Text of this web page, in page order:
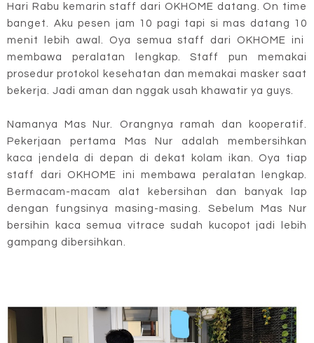
Hari Rabu kemarin staff dari OKHOME datang. On time
banget. Aku pesen jam 10 pagi tapi si mas datang 10
menit lebih awal. Oya semua staff dari OKHOME ini
membawa peralatan lengkap. Staff pun memakai
prosedur protokol kesehatan dan memakai masker saat
bekerja. Jadi aman dan nggak usah khawatir ya guys.
Namanya Mas Nur. Orangnya ramah dan kooperatif.
Pekerjaan pertama Mas Nur adalah membersihkan
kaca jendela di depan di dekat kolam ikan. Oya tiap
staff dari OKHOME ini membawa peralatan lengkap.
Bermacam-macam alat kebersihan dan banyak lap
dengan fungsinya masing-masing. Sebelum Mas Nur
bersihin kaca semua vitrace sudah kucopot jadi lebih
gampang dibersihkan.